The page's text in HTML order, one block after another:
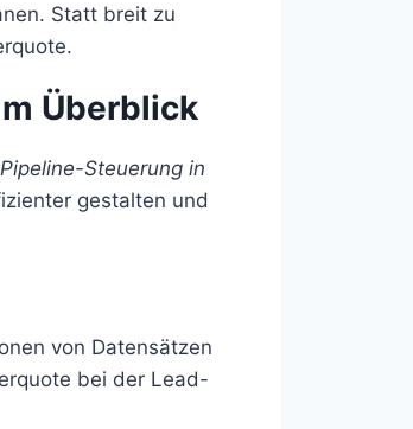
Statt breit zu
Überblick
Steuerung in
gestalten und
von Datensätzen
bei der Lead-